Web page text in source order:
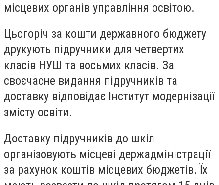
місцевих органів управління освітою.
Цьогоріч за кошти державного бюджету
друкують підручники для четвертих
класів НУШ та восьмих класів. За
своєчасне видання підручників та
доставку відповідає Інститут модернізації
змісту освіти.
Доставку підручників до шкіл
організовують місцеві держадміністрації
за рахунок коштів місцевих бюджетів. Їх